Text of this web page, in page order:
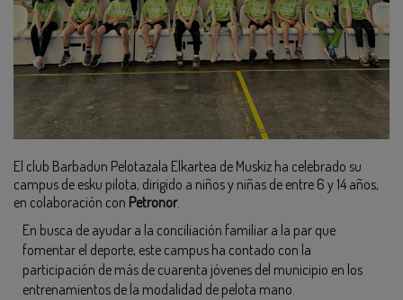
El club Barbadun Pelotazala Elkartea de Muskiz ha celebrado su
campus de esku pilota, dirigido a niños y niñas de entre 6 y 14 años,
en colaboración con Petronor.
En busca de ayudar a la conciliación familiar a la par que
fomentar el deporte, este campus ha contado con la
participación de más de cuarenta jóvenes del municipio en los
entrenamientos de la modalidad de pelota mano.